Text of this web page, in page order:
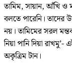
তামিম, সায়ান, আঁখি ও
বলতে পারেনি। তাদের
নয়। তামিমের সরল
নিয়া পানি দিয়া
অকৃত্রিম টান।